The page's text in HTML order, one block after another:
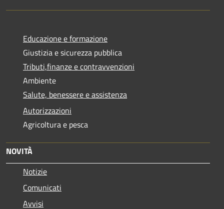
Educazione e formazione
Giustizia e sicurezza pubblica
Tributi,finanze e contravvenzioni
Ambiente
Salute, benessere e assistenza
Autorizzazioni
Agricoltura e pesca
NOVITÀ
Notizie
Comunicati
Avvisi